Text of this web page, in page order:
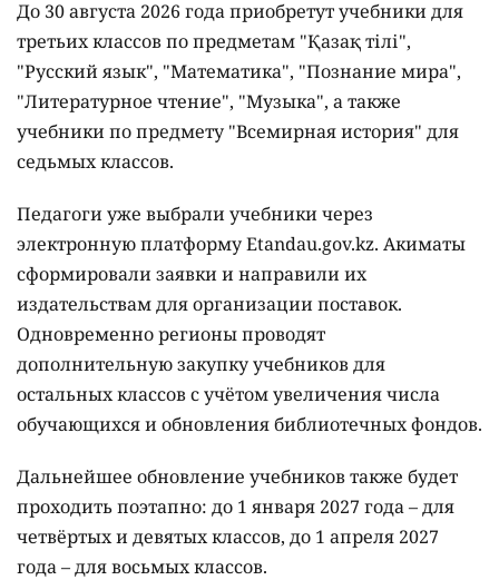
До 30 августа 2026 года приобретут учебники для
третьих классов по предметам "Қазақ тілі",
"Русский язык", "Математика", "Познание мира",
"Литературное чтение", "Музыка", а также
учебники по предмету "Всемирная история" для
седьмых классов.
Педагоги уже выбрали учебники через
электронную платформу Etandau.gov.kz. Акиматы
сформировали заявки и направили их
издательствам для организации поставок.
Одновременно регионы проводят
дополнительную закупку учебников для
остальных классов с учётом увеличения числа
обучающихся и обновления библиотечных фондов.
Дальнейшее обновление учебников также будет
проходить поэтапно: до 1 января 2027 года – для
четвёртых и девятых классов, до 1 апреля 2027
года – для восьмых классов.